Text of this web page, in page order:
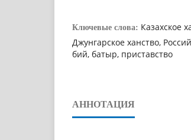
Ключевые слова: Казахское
Джунгарское ханство,
бий, батыр, приставство
АННОТАЦИЯ